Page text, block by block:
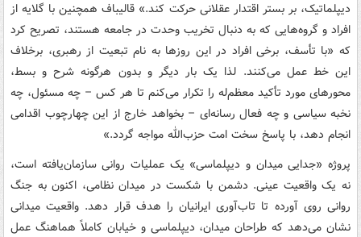
دیپلماتیک، بر بستر اقتدار عقلانی حرکت کند.» قالیباف همچنین با گلایه از
افراد و گروه‌هایی که به دنبال تخریب وحدت در جامعه هستند، تصریح کرد
که «با تأسف، برخی افراد در این روزها به نام تبعیت از رهبری، برخلاف
این خط عمل می‌کنند. لذا یک بار دیگر و بدون هرگونه شرح و بسط،
محورهای مورد تأکید معظم‌له را تکرار می‌کنم تا هر کس – چه مسئول، چه
نخبه سیاسی و چه فعال رسانه‌ای – بخواهد خارج از این چهارچوب اقدامی
انجام دهد، با پاسخ سخت امت حزب‌الله مواجه گردد.»
پروژه «جدایی میدان و دیپلماسی» یک عملیات روانی سازمان‌یافته است،
نه یک واقعیت عینی. دشمن با شکست در میدان نظامی، اکنون به جنگ
روانی روی آورده تا تاب‌آوری ایرانیان را هدف قرار دهد. واقعیت میدانی
نشان می‌دهد که طراحان میدان، دیپلماسی و خیابان کاملاً هماهنگ عمل